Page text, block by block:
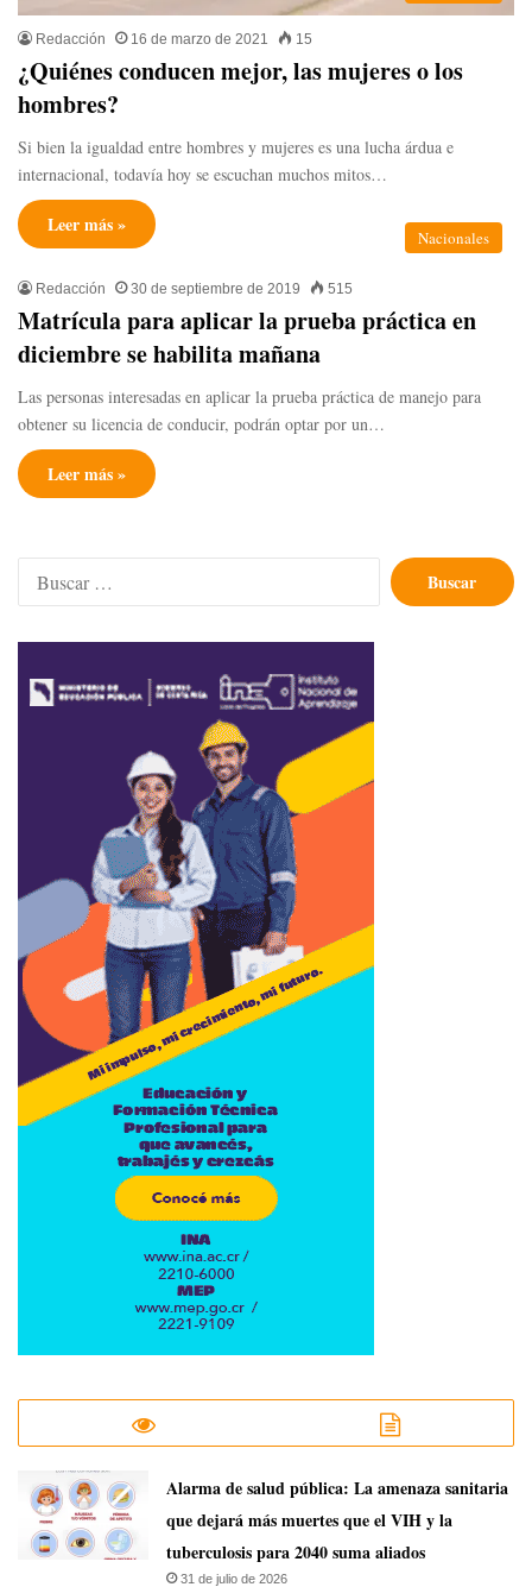
Redacción 16 de marzo de 2021 15
¿Quiénes conducen mejor, las mujeres o los
hombres?
Si bien la igualdad entre hombres y mujeres es una lucha árdua e
internacional, todavía hoy se escuchan muchos mitos…
Leer más »
Nacionales
Redacción 30 de septiembre de 2019 515
Matrícula para aplicar la prueba práctica en
diciembre se habilita mañana
Las personas interesadas en aplicar la prueba práctica de manejo para
obtener su licencia de conducir, podrán optar por un…
Leer más »
Buscar:
​Alarma de salud pública: La amenaza sanitaria
que dejará más muertes que el VIH y la
tuberculosis para 2040 suma aliados
31 de julio de 2026